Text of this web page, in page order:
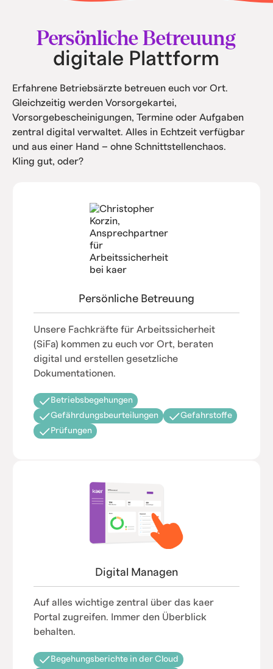
und Service.
Persönliche Betreuung
digitale Plattform
Erfahrene Betriebsärzte betreuen euch vor Ort.
Gleichzeitig werden Vorsorgekartei,
Vorsorgebescheinigungen, Termine oder Aufgaben
zentral digital verwaltet. Alles in Echtzeit verfügbar
und aus einer Hand – ohne Schnittstellenchaos.
Kling gut, oder?
Persönliche Betreuung
Unsere Fachkräfte für Arbeitssicherheit
(SiFa) kommen zu euch vor Ort, beraten
digital und erstellen gesetzliche
Dokumentationen.
Betriebsbegehungen
Gefährdungsbeurteilungen
Gefahrstoffe
Prüfungen
Digital Managen
Auf alles wichtige zentral über das kaer
Portal zugreifen. Immer den Überblick
behalten.
Begehungsberichte in der Cloud